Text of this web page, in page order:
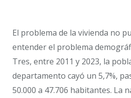
El problema de la vivienda no
entender el problema
Tres, entre 2011 y 2023, la
departamento cayó un 5,7%,
50.000 a 47.706 habitantes. La